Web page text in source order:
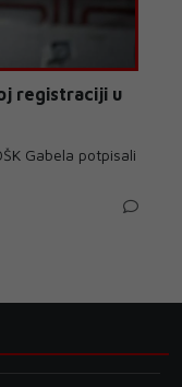
registraciji u
Gabela potpisali